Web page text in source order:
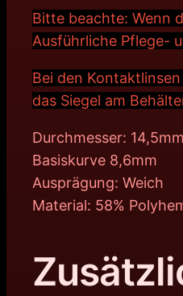
Bitte beachte: Wenn
Ausführliche Pflege-
Bei den
das Siegel am
Durchmesser: 14,5mm
Basiskurve 8,6mm
Ausprägung: Weich
Material: 58%